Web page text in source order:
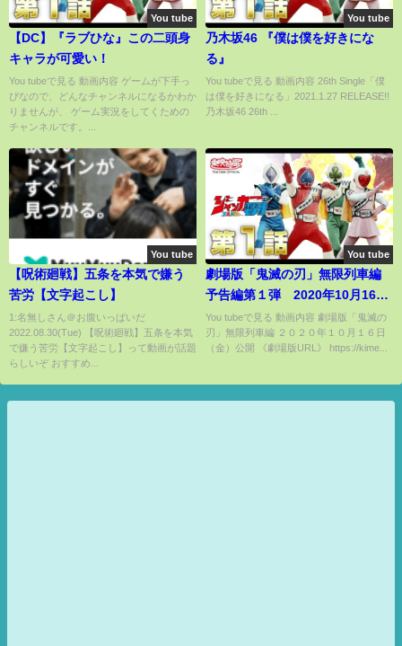
You tube
【DC】『ラブひな』この二頭身
キャラが可愛い！
You tubeで見る 動画内容 ゲームが下手っ
ぴなので、どんなチャンネルになるかわか
りませんが、 ゲーム実況をしてくための
チャンネルです。...
You tube
乃木坂46 『僕は僕を好きにな
る』
You tubeで見る 動画内容 26th Single「僕
は僕を好きになる」2021.1.27 RELEASE!!
乃木坂46 26th ...
You tube
【呪術廻戦】五条を本気で嫌う
苦労【文字起こし】
1:名無しさん＠お腹いっぱいだ
2022.08.30(Tue) 【呪術廻戦】五条を本気
で嫌う苦労【文字起こし】って動画が話題
らしいぞ おすすめ...
You tube
劇場版「鬼滅の刃」無限列車編
予告編第１弾 2020年10月16日
(金)公開
You tubeで見る 動画内容 劇場版「鬼滅の
刃」無限列車編 ２０２０年１０月１６日
（金）公開 《劇場版URL》 https://kime...